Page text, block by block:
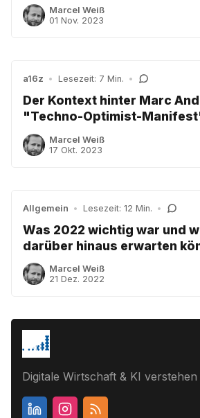
Marcel Weiß
01 Nov. 2023
a16z • Lesezeit: 7 Min. •
Der Kontext hinter Marc
"Techno-Optimist-
Marcel Weiß
17 Okt. 2023
Allgemein • Lesezeit: 12 Min. •
Was 2022 wichtig war und
darüber hinaus erwarten
Marcel Weiß
21 Dez. 2022
Digitale Wirtschaft & KI verstehen